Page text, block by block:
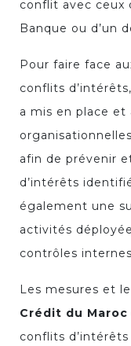
conflit avec ceux
Banque ou d’un
Pour faire face
conflits
a mis en place et
afin de prévenir
d’intérêts
également une
activités
contrôles
Les mesures et
Crédit du Maroc
conflits